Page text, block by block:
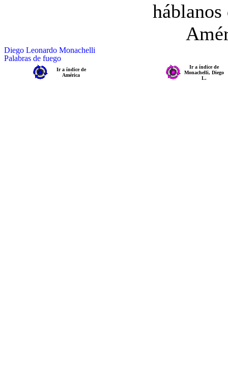
háblanos
Diego Leonardo Monachelli
Palabras de fuego
Ir a índice de
América
Ir a índice de
Monachelli, Diego
L.